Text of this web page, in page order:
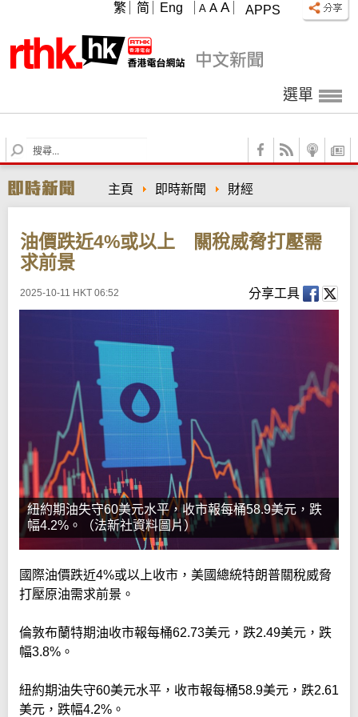
APPS
A A A
繁 简 Eng
選單
S
e
r
c
主頁 即時新聞 財經
油價跌近4%或以上 關稅威脅打壓需
求前景
2025-10-11 HKT 06:52 分享工具
紐約期油失守60美元水平，收市報每桶58.9美元，跌
幅4.2%。（法新社資料圖片）
國際油價跌近4%或以上收市，美國總統特朗普關稅威脅
打壓原油需求前景。
倫敦布蘭特期油收市報每桶62.73美元，跌2.49美元，跌
幅3.8%。
紐約期油失守60美元水平，收市報每桶58.9美元，跌2.61
美元，跌幅4.2%。